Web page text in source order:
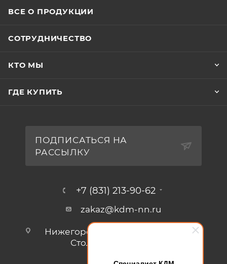
ВСЕ О ПРОДУКЦИИ
СОТРУДНИЧЕСТВО
КТО МЫ
ГДЕ КУПИТЬ
ПОДПИСАТЬСЯ НА
РАССЫЛКУ
+7 (831) 213-90-62
zakaz@kdm-nn.ru
Нижегородская обл., г. Кстово, ул.
Столбищенская, стр.3.